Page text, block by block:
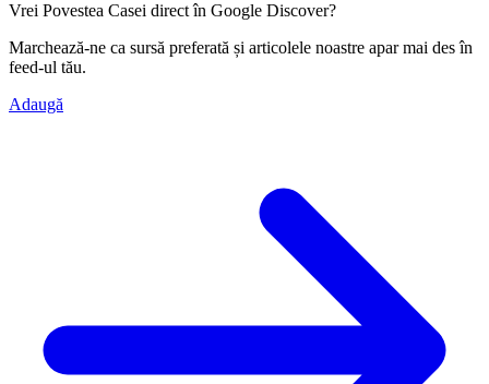
Vrei Povestea Casei direct în Google Discover?
Marchează-ne ca sursă preferată și articolele noastre apar mai des în
feed-ul tău.
Adaugă